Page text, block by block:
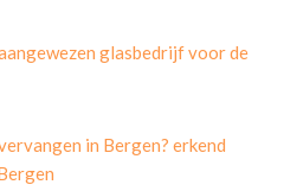
glasbedrijf voor de
in Bergen? erkend